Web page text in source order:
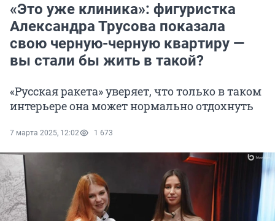
«Это уже клиника»: фигуристка
Александра Трусова показала
свою черную-черную квартиру —
вы стали бы жить в такой?
«Русская ракета» уверяет, что только в таком
интерьере она может нормально отдохнуть
7 марта 2025, 12:02 1 673